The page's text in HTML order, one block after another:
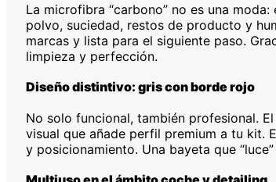
La microfibra “carbono” no es una
polvo, suciedad, restos de producto y
marcas y lista para el siguiente paso.
limpieza y perfección.
Diseño distintivo: gris con borde rojo
No solo funcional, también profesional.
visual que añade perfil premium a tu kit.
y posicionamiento. Una bayeta que